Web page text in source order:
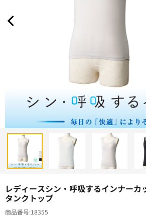
レディースシン・呼吸するインナーカ
タンクトップ
商品番号 18355